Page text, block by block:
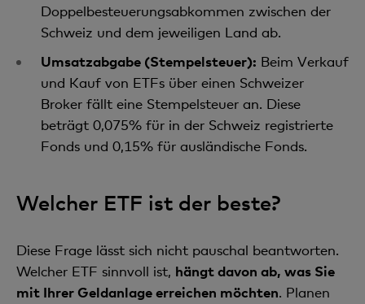
Doppelbesteuerungsabkommen zwischen der
Schweiz und dem jeweiligen Land ab.
Umsatzabgabe (Stempelsteuer): Beim Verkauf
und Kauf von ETFs über einen Schweizer
Broker fällt eine Stempelsteuer an. Diese
beträgt 0,075% für in der Schweiz registrierte
Fonds und 0,15% für ausländische Fonds.
Welcher ETF ist der beste?
Diese Frage lässt sich nicht pauschal beantworten.
Welcher ETF sinnvoll ist, hängt davon ab, was Sie
mit Ihrer Geldanlage erreichen möchten. Planen